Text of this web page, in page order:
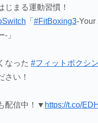
じまる運動習慣！
「 #FitBoxing3-Your
」
なった #フィットボクシ
さい！
配信中！▼ https://t.co/